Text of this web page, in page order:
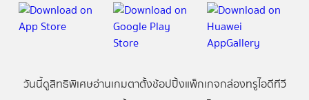
วันนี้ดูสิทธิพิเศษอ่านเกมตาตั้งช้อปปิ้งแพ็กเกจกล่องทรูไอดีทีวี